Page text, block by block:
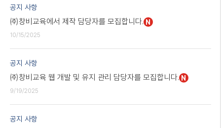
공지 사항
㈜창비교육에서 제작 담당자를 모집합니다. N
10/15/2025
공지 사항
㈜창비교육 웹 개발 및 유지 관리 담당자를 모집합니다. N
9/19/2025
공지 사항